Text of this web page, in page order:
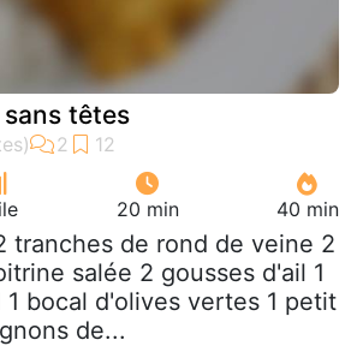
têtes
20 min 40 min
tranches de rond de veine 2
salée 2 gousses d'ail 1
bocal d'olives vertes 1 petit
de...